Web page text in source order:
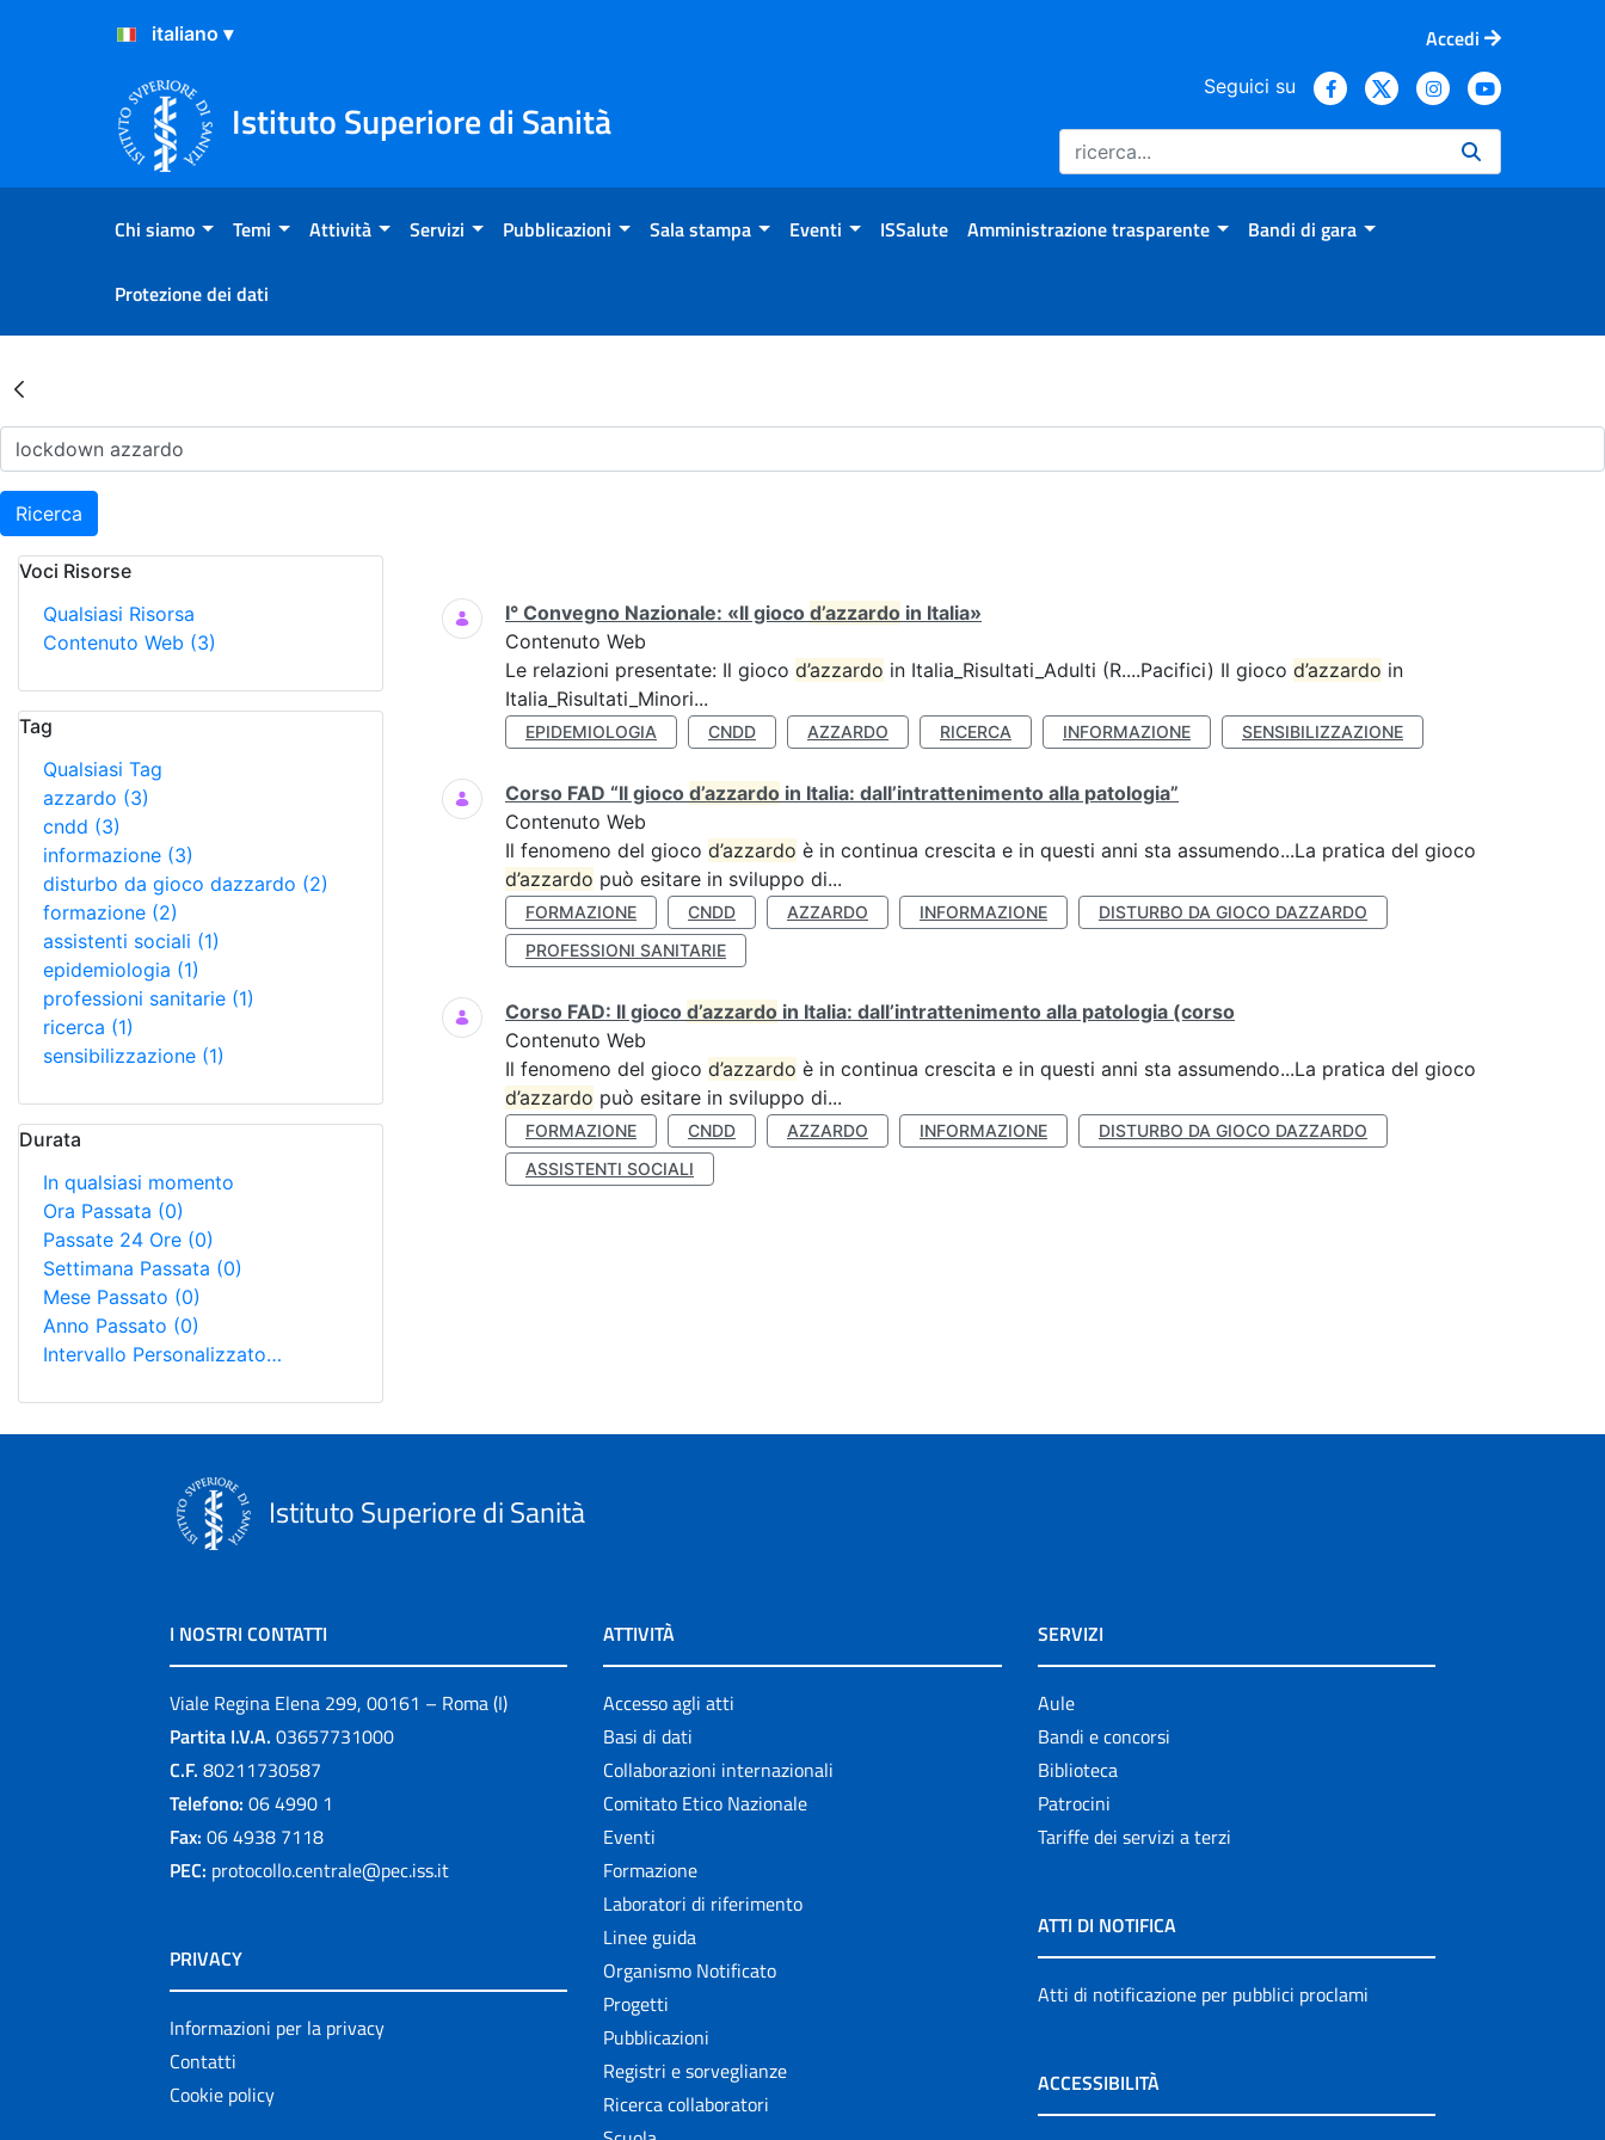
Salta al Contenuto
Salta al Footer
Accedi
Istituto Superiore di Sanità
Seguici su
Chi siamo Temi Attività Servizi Pubblicazioni Sala stampa Eventi ISSalute Amministrazione trasparente Bandi di gara
Protezione dei dati
Risultati della Ricerca - Archivio
Ricerca
Voci Risorse
Qualsiasi Risorsa
Contenuto Web (3)
Tag
Qualsiasi Tag
azzardo (3)
cndd (3)
informazione (3)
disturbo da gioco dazzardo (2)
formazione (2)
assistenti sociali (1)
epidemiologia (1)
professioni sanitarie (1)
ricerca (1)
sensibilizzazione (1)
Durata
In qualsiasi momento
Ora Passata (0)
Passate 24 Ore (0)
Settimana Passata (0)
Mese Passato (0)
Anno Passato (0)
Intervallo Personalizzato…
Ricerca
I° Convegno Nazionale: «Il gioco d’azzardo in Italia»
Contenuto Web
Le relazioni presentate: Il gioco d’azzardo in Italia_Risultati_Adulti (R....Pacifici) Il gioco d’azzardo in
Italia_Risultati_Minori...
EPIDEMIOLOGIA CNDD AZZARDO RICERCA INFORMAZIONE SENSIBILIZZAZIONE
Corso FAD “Il gioco d’azzardo in Italia: dall’intrattenimento alla patologia”
Contenuto Web
Il fenomeno del gioco d’azzardo è in continua crescita e in questi anni sta assumendo...La pratica del gioco
d’azzardo può esitare in sviluppo di...
FORMAZIONE CNDD AZZARDO INFORMAZIONE
DISTURBO DA GIOCO DAZZARDO
PROFESSIONI SANITARIE
Corso FAD: Il gioco d’azzardo in Italia: dall’intrattenimento alla patologia (corso
Contenuto Web
Il fenomeno del gioco d’azzardo è in continua crescita e in questi anni sta assumendo...La pratica del gioco
d’azzardo può esitare in sviluppo di...
FORMAZIONE CNDD AZZARDO INFORMAZIONE
DISTURBO DA GIOCO DAZZARDO
ASSISTENTI SOCIALI
Istituto Superiore di Sanità
I NOSTRI CONTATTI
Viale Regina Elena 299, 00161 – Roma (I)
Partita I.V.A. 03657731000
C.F. 80211730587
Telefono: 06 4990 1
Fax: 06 4938 7118
PEC: protocollo.centrale@pec.iss.it
PRIVACY
Informazioni per la privacy
Contatti
Cookie policy
ATTIVITÀ
Accesso agli atti
Basi di dati
Collaborazioni internazionali
Comitato Etico Nazionale
Eventi
Formazione
Laboratori di riferimento
Linee guida
Organismo Notificato
Progetti
Pubblicazioni
Registri e sorveglianze
Ricerca collaboratori
SERVIZI
Aule
Bandi e concorsi
Biblioteca
Patrocini
Tariffe dei servizi a terzi
ATTI DI NOTIFICA
Atti di notificazione per pubblici proclami
ACCESSIBILITÀ